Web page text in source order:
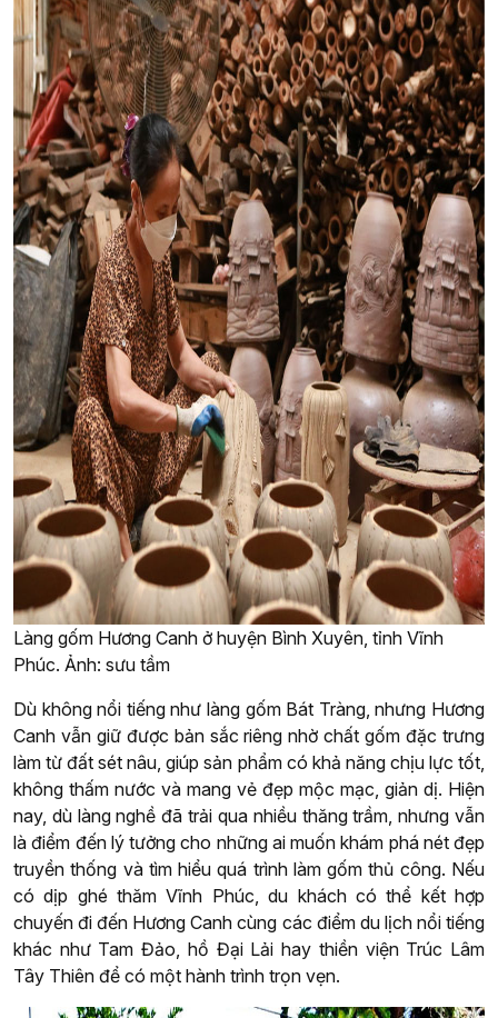
Làng gốm Hương Canh ở huyện Bình Xuyên, tỉnh Vĩnh
Phúc. Ảnh: sưu tầm
Dù không nổi tiếng như làng gốm Bát Tràng, nhưng Hương
Canh vẫn giữ được bản sắc riêng nhờ chất gốm đặc trưng
làm từ đất sét nâu, giúp sản phẩm có khả năng chịu lực tốt,
không thấm nước và mang vẻ đẹp mộc mạc, giản dị. Hiện
nay, dù làng nghề đã trải qua nhiều thăng trầm, nhưng vẫn
là điểm đến lý tưởng cho những ai muốn khám phá nét đẹp
truyền thống và tìm hiểu quá trình làm gốm thủ công. Nếu
có dịp ghé thăm Vĩnh Phúc, du khách có thể kết hợp
chuyến đi đến Hương Canh cùng các điểm du lịch nổi tiếng
khác như Tam Đảo, hồ Đại Lải hay thiền viện Trúc Lâm
Tây Thiên để có một hành trình trọn vẹn.